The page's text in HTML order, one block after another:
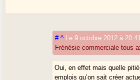
# ^ Le 9 octobre 2012 à 20:41
Frénésie commerciale tous
Oui, en effet mais quelle
emplois qu’on sait créer